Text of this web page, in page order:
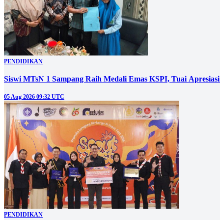
PENDIDIKAN
Siswi MTsN 1 Sampang Raih Medali Emas KSPI, Tuai
05 Aug 2026 09:32 UTC
PENDIDIKAN